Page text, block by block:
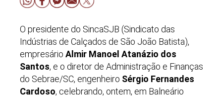
O presidente do SincaSJB (Sindicato das
Indústrias de Calçados de São João Batista),
empresário Almir Manoel Atanázio dos
Santos, e o diretor de Administração e Finanças
do Sebrae/SC, engenheiro Sérgio Fernandes
Cardoso, celebrando, ontem, em Balneário